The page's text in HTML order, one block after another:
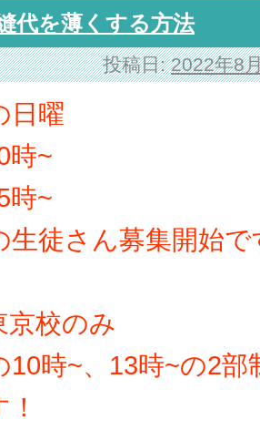
代を薄くする方法
投稿日: 2022年8
日曜
~
~
生徒さん募集開始で
京校のみ
10時~、13時~の2